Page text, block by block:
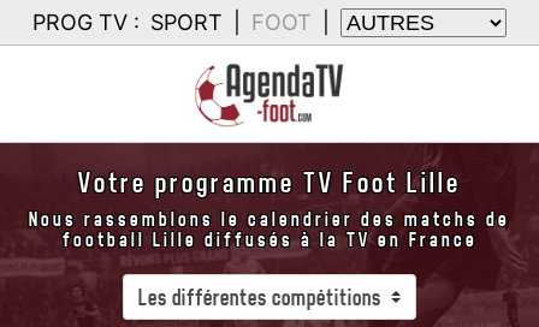
PROG TV : SPORT FOOT
Votre programme TV Foot Lille
Nous rassemblons le calendrier des matchs de
football Lille diffusés à la TV en France